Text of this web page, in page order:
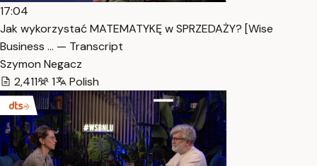
17:04
Jak wykorzystać MATEMATYKĘ w SPRZEDAŻY? [Wise
Business … — Transcript
Szymon Negacz
2,411
1 Polish